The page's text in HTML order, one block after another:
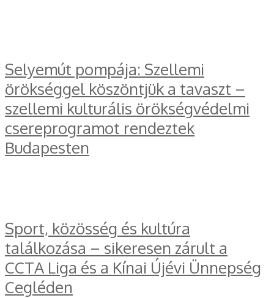
Selyemút pompája: Szellemi
örökséggel köszöntjük a tavaszt –
szellemi kulturális örökségvédelmi
csereprogramot rendeztek
Budapesten
Sport, közösség és kultúra
találkozása – sikeresen zárult a
CCTA Liga és a Kínai Újévi Ünnepség
Cegléden